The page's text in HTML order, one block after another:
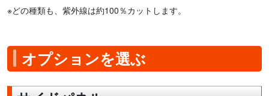
※どの種類も、紫外線は約100％カットします。
オプションを選ぶ